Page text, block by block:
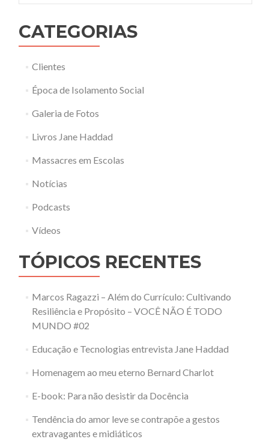
CATEGORIAS
Clientes
Época de Isolamento Social
Galeria de Fotos
Livros Jane Haddad
Massacres em Escolas
Notícias
Podcasts
Vídeos
TÓPICOS RECENTES
Marcos Ragazzi – Além do Currículo: Cultivando
Resiliência e Propósito – VOCÊ NÃO É TODO
MUNDO #02
Educação e Tecnologias entrevista Jane Haddad
Homenagem ao meu eterno Bernard Charlot
E-book: Para não desistir da Docência
Tendência do amor leve se contrapõe a gestos
extravagantes e midiáticos